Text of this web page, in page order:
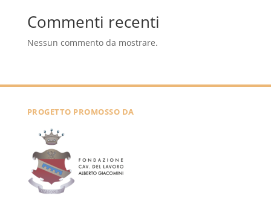
Commenti recenti
Nessun commento da mostrare.
PROGETTO PROMOSSO DA